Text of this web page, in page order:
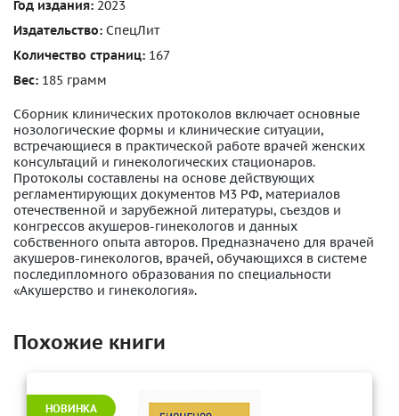
Год издания: 2023
Издательство: СпецЛит
Количество страниц: 167
Вес: 185 грамм
Сборник клинических протоколов включает основные
нозологические формы и клинические ситуации,
встречающиеся в практической работе врачей женских
консультаций и гинекологических стационаров.
Протоколы составлены на основе действующих
регламентирующих документов М3 РФ, материалов
отечественной и зарубежной литературы, съездов и
конгрессов акушеров-гинекологов и данных
собственного опыта авторов. Предназначено для врачей
акушеров-гинекологов, врачей, обучающихся в системе
последипломного образования по специальности
«Акушерство и гинекология».
Похожие книги
НОВИНКА